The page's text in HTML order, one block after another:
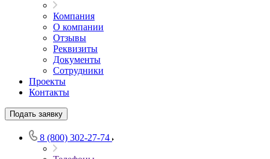
Компания
О компании
Отзывы
Реквизиты
Документы
Сотрудники
Проекты
Контакты
Подать заявку
8 (800) 302-27-74